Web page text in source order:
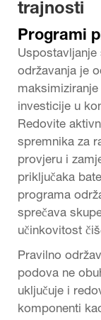
trajnosti
Programi
održavanja je
investicije u
Redovite
spremnika za
provjeru i
priključaka
programa
sprečava
učinkovitost
Pravilno
podova ne
uključuje i
komponenti